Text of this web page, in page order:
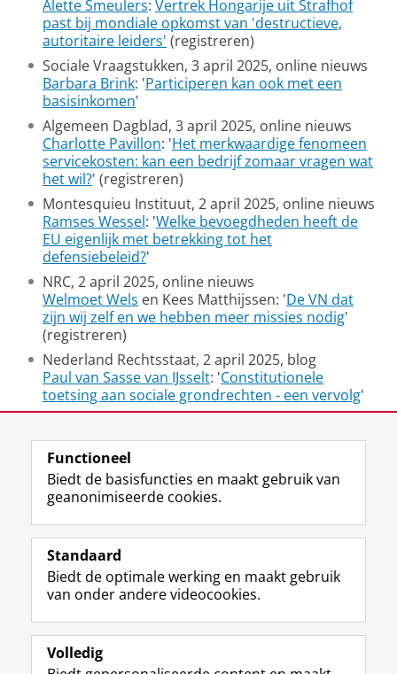
Alette Smeulers: Vertrek Hongarije uit Strafhof
past bij mondiale opkomst van 'destructieve,
autoritaire leiders' (registreren)
Sociale Vraagstukken, 3 april 2025, online nieuws
Barbara Brink: 'Participeren kan ook met een
basisinkomen'
Algemeen Dagblad, 3 april 2025, online nieuws
Charlotte Pavillon: 'Het merkwaardige fenomeen
servicekosten: kan een bedrijf zomaar vragen wat
het wil?' (registreren)
Montesquieu Instituut, 2 april 2025, online nieuws
Ramses Wessel: 'Welke bevoegdheden heeft de
EU eigenlijk met betrekking tot het
defensiebeleid?'
NRC, 2 april 2025, online nieuws
Welmoet Wels en Kees Matthijssen: 'De VN dat
zijn wij zelf en we hebben meer missies nodig'
(registreren)
Nederland Rechtsstaat, 2 april 2025, blog
Paul van Sasse van IJsselt: 'Constitutionele
toetsing aan sociale grondrechten - een vervolg'
Laatst gewijzigd: 15 mei 2026 09:23
Volg de RUG
F
a
e
b
o
p
L
i
k
e
I
-
R
S
-
f
e
R
I
n
t
r
m
Y
o
T
e
k
Studiekiezers
Alumni
Functioneel
Biedt de basisfuncties en maakt gebruik van
geanonimiseerde cookies.
Standaard
Biedt de optimale werking en maakt gebruik
van onder andere videocookies.
Volledig